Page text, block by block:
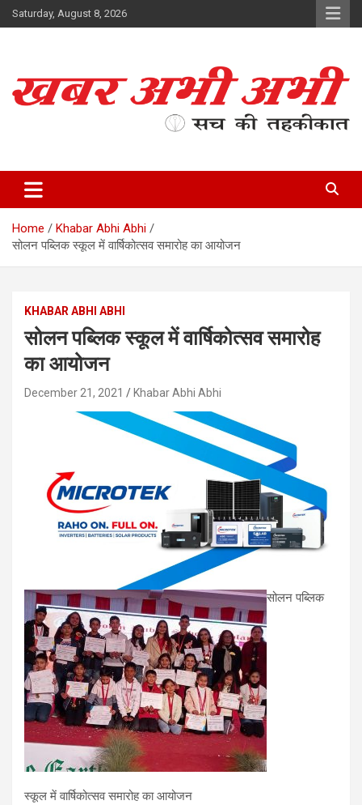
Skip
to
Saturday, August 8, 2026
Home
Khabar Abhi Abhi
सोलन पब्लिक स्कूल में वार्षिकोत्सव समारोह का आयोजन
KHABAR ABHI ABHI
सोलन पब्लिक स्कूल में वार्षिकोत्सव समारोह
का आयोजन
December 21, 2021 Khabar Abhi Abhi
सोलन पब्लिक
स्कूल में वार्षिकोत्सव समारोह का आयोजन